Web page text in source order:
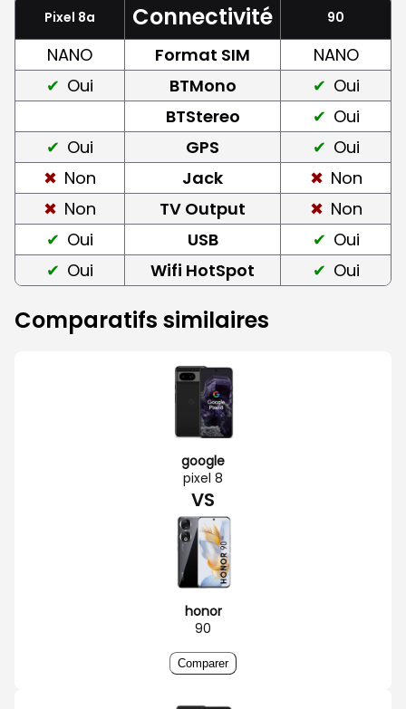
Pixel 8a Connectivité 90
NANO Format SIM
NANO
Oui
BTMono
Oui
BTStereo
Oui
Oui
GPS
Oui
Non
Jack
Non
Non
TV Output
Non
Oui
USB
Oui
Oui
Wifi HotSpot Oui
Comparatifs similaires
google
pixel 8
VS
honor
90
Comparer